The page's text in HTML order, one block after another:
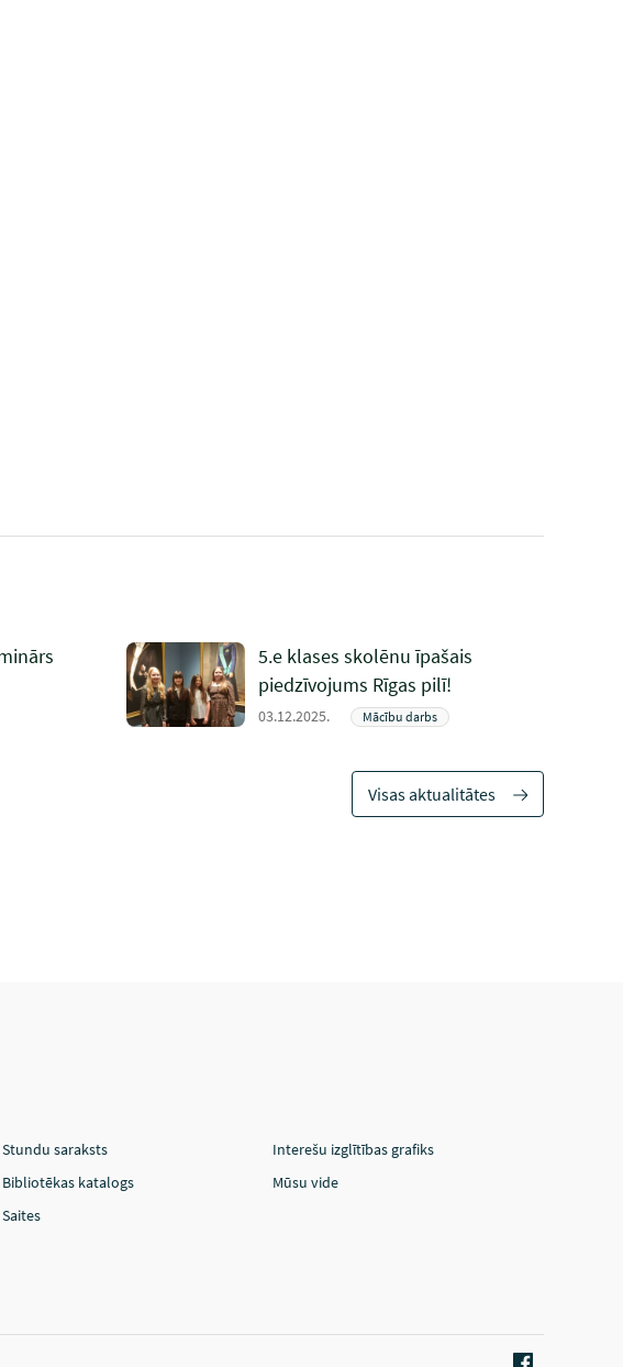
5.e klases skolēnu īpašais
piedzīvojums Rīgas pilī!
03.12.2025. Mācību darbs
Visas aktualitātes
Stundu saraksts
Interešu izglītības grafiks
Bibliotēkas katalogs
Mūsu vide
Saites